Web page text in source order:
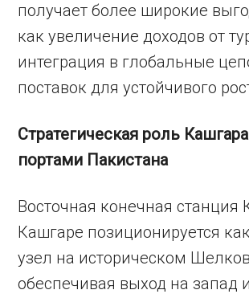
получает более широкие
как увеличение доходов от
интеграция в глобальные
поставок для устойчивого
Стратегическая роль
портами Пакистана
Восточная конечная станция
Кашгаре позиционируется
узел на историческом
обеспечивая выход на запад